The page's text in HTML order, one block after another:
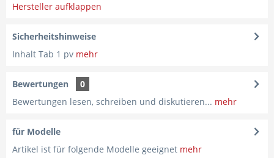
Hersteller aufklappen
Sicherheitshinweise
Inhalt Tab 1 pv mehr
Bewertungen
0
Bewertungen lesen, schreiben und diskutieren... mehr
für Modelle
Artikel ist für folgende Modelle geeignet mehr